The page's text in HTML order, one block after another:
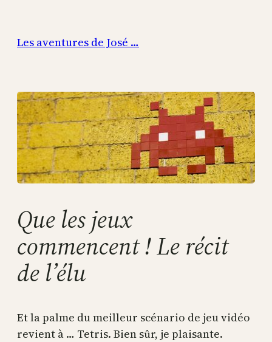
contenu
Les aventures de José …
Que les jeux
commencent ! Le récit
de l’élu
Et la palme du meilleur scénario de jeu vidéo
revient à … Tetris. Bien sûr, je plaisante.